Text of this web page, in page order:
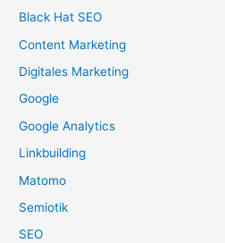
Black Hat SEO
Content Marketing
Digitales Marketing
Google
Google Analytics
Linkbuilding
Matomo
Semiotik
SEO